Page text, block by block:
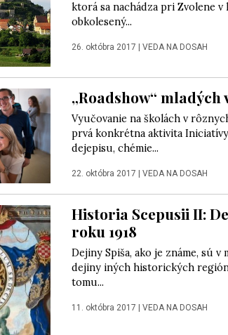
ktorá sa nachádza pri Zvolene
obkolesený...
26. októbra 2017 VEDA NA DOSAH
„Roadshow“ mladých
Vyučovanie na školách v
prvá konkrétna aktivita Iniciatívy
dejepisu, chémie...
22. októbra 2017 VEDA NA DOSAH
Historia Scepusii II:
roku 1918
Dejiny Spiša, ako je známe, sú
dejiny iných historických
tomu...
11. októbra 2017 VEDA NA DOSAH